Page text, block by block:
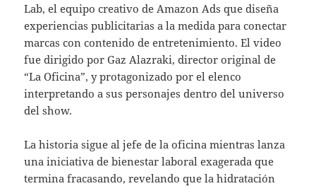
Lab, el equipo creativo de Amazon Ads que diseña
experiencias publicitarias a la medida para conectar
marcas con contenido de entretenimiento. El video
fue dirigido por Gaz Alazraki, director original de
“La Oficina”, y protagonizado por el elenco
interpretando a sus personajes dentro del universo
del show.
La historia sigue al jefe de la oficina mientras lanza
una iniciativa de bienestar laboral exagerada que
termina fracasando, revelando que la hidratación